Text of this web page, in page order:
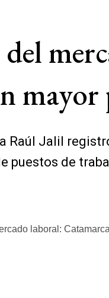
mayor
Raúl Jalil
puestos de